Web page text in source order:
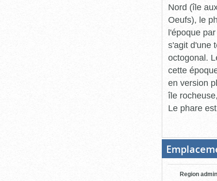
Nord (île
Oeufs), le
l'époque
s'agit d'une
octogonal.
cette
en version
île
Le phare
Region